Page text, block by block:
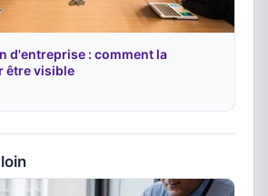
d'entreprise : comment la
être visible